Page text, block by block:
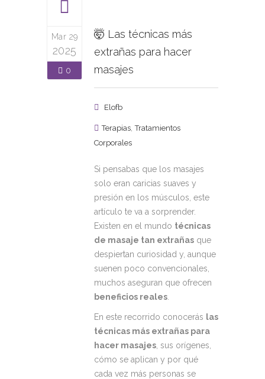
Mar 29
2025
0
🤯 Las técnicas más
extrañas para hacer
masajes
Elofb
Terapias ,Tratamientos
Corporales
Si pensabas que los masajes
solo eran caricias suaves y
presión en los músculos, este
artículo te va a sorprender.
Existen en el mundo técnicas
de masaje tan extrañas que
despiertan curiosidad y, aunque
suenen poco convencionales,
muchos aseguran que ofrecen
beneficios reales
En este recorrido conocerás las
técnicas más extrañas para
hacer masajes , sus orígenes,
cómo se aplican y por qué
cada vez más personas se